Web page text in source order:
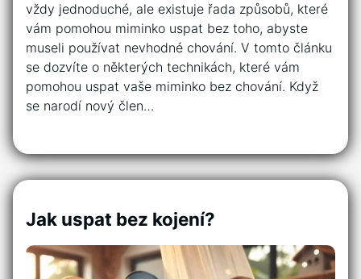
vždy jednoduché, ale existuje řada způsobů, které
vám pomohou miminko uspat bez toho, abyste
museli používat nevhodné chování. V tomto článku
se dozvíte o některých technikách, které vám
pomohou uspat vaše miminko bez chování. Když
se narodí nový člen…
Jak uspat bez kojení?